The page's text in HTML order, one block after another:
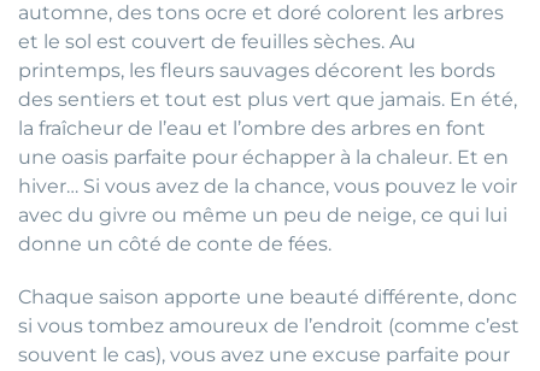
automne, des tons ocre et doré colorent les arbres
et le sol est couvert de feuilles sèches. Au
printemps, les fleurs sauvages décorent les bords
des sentiers et tout est plus vert que jamais. En été,
la fraîcheur de l’eau et l’ombre des arbres en font
une oasis parfaite pour échapper à la chaleur. Et en
hiver… Si vous avez de la chance, vous pouvez le voir
avec du givre ou même un peu de neige, ce qui lui
donne un côté de conte de fées.
Chaque saison apporte une beauté différente, donc
si vous tombez amoureux de l’endroit (comme c’est
souvent le cas), vous avez une excuse parfaite pour